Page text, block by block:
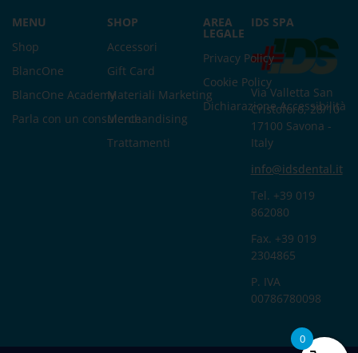
MENU
Shop
BlancOne
BlancOne Academy
Parla con un consulente
SHOP
Accessori
Gift Card
Materiali Marketing
Merchandising
Trattamenti
AREA
LEGALE
Privacy Policy
Cookie Policy
Dichiarazione Accessibilità
IDS SPA
Via Valletta San
Cristoforo, 28/10
17100 Savona -
Italy
info@idsdental.it
Tel. +39 019
862080
Fax. +39 019
2304865
P. IVA
00786780098
0